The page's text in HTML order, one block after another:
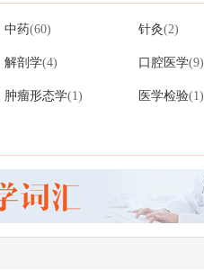
中药(60) 针灸(2)
解剖学(4) 口腔医学(9)
肿瘤形态学(1) 医学检验(1)